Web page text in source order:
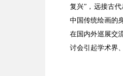
复兴”，远接古
中国传统绘画的
在国内外巡展交
讨会引起学术界